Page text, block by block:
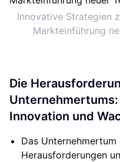
Innovative Strategien
Markteinführung
Die
Unternehmertums:
Innovation und
Das
Herausforderungen